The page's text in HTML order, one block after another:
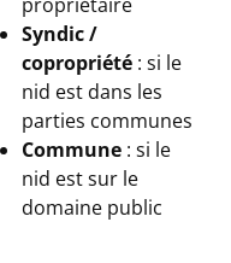
Syndic /
copropriété : si le
nid est dans les
parties communes
Commune : si le
nid est sur le
domaine public